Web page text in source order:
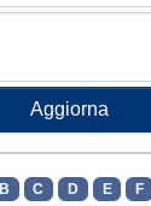
B C D E F